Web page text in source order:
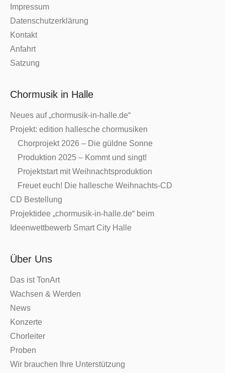
Impressum
Datenschutzerklärung
Kontakt
Anfahrt
Satzung
Chormusik in Halle
Neues auf „chormusik-in-halle.de“
Projekt: edition hallesche chormusiken
Chorprojekt 2026 – Die güldne Sonne
Produktion 2025 – Kommt und singt!
Projektstart mit Weihnachtsproduktion
Freuet euch! Die hallesche Weihnachts-CD
CD Bestellung
Projektidee „chormusik-in-halle.de“ beim
Ideenwettbewerb Smart City Halle
Über Uns
Das ist TonArt
Wachsen & Werden
News
Konzerte
Chorleiter
Proben
Wir brauchen Ihre Unterstützung